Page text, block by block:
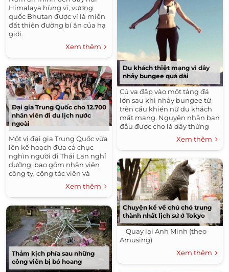
Himalaya hùng vĩ, vương
quốc Bhutan được ví là miền
đất thiên đường bí ẩn của hạ
giới.
Xem thêm
Đại gia Trung Quốc cho 12.700
nhân viên đi du lịch nước
ngoài
Một vị đại gia Trung Quốc vừa
lên kế hoạch đưa cả chục
nghìn người đi Thái Lan nghỉ
dưỡng, bao gồm nhân viên
công ty, cộng tác viên và
Xem thêm
Thảm kịch phía sau những
công viên bị bỏ hoang
Du khách thiệt mạng vì dây
nhảy bungee quá dài
Cú va đập vào một tảng đá
lớn sau khi nhảy bungee từ
trên cầu khiến nữ du khách
mất mạng. Nguyên nhân ban
đầu được cho là dây thừng
Xem thêm
Chuyện kể về chú chó trung
thành nhất lịch sử ở Tokyo
Quay lại Anh Minh (theo
Amusing)
Xem thêm